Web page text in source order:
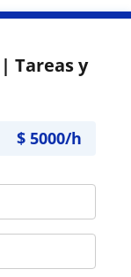
Tareas y
$ 5000/h